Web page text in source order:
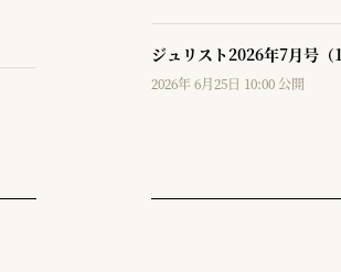
ジュリスト2026年7月号（
2026年 6月25日 10:00 公開